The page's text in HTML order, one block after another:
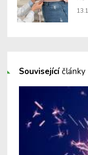
Souvisejícíčlánky